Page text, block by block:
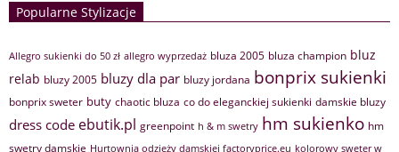
Popularne Stylizacje
Allegro sukienki do 50 zł allegro wyprzedaż bluza 2005 bluza champion bluz
relab bluzy 2005 bluzy dla par bluzy jordana bonprix sukienki
bonprix sweter buty chaotic bluza co do eleganckiej sukienki damskie bluzy
dress code ebutik.pl greenpoint h & m swetry hm sukienko hm
swetry damskie Hurtownia odzieży damskiej factoryprice.eu kolorowy sweter w